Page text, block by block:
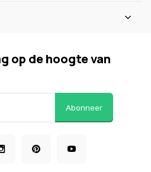
op de hoogte van
Abonneer